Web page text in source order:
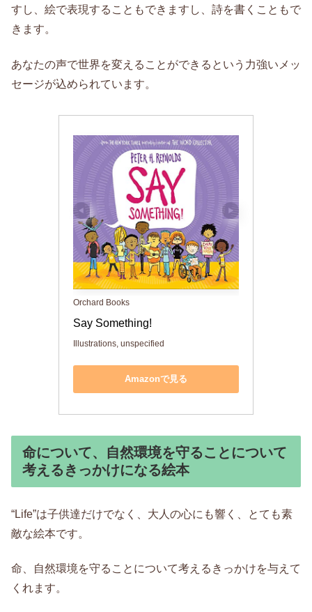
すし、絵で表現することもできますし、詩を書くこともで
きます。
あなたの声で世界を変えることができるという力強いメッ
セージが込められています。
Orchard Books
Say Something!
Illustrations, unspecified
Amazonで見る
命について、自然環境を守ることについて
考えるきっかけになる絵本
“Life”は子供達だけでなく、大人の心にも響く、とても素
敵な絵本です。
命、自然環境を守ることについて考えるきっかけを与えて
くれます。